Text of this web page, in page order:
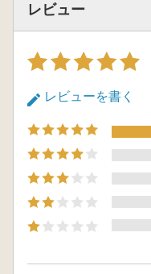
レビュー
レビューを書く